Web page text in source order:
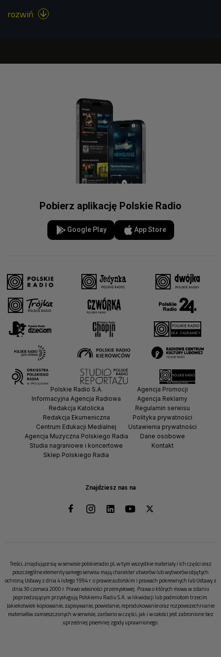
rozwiń 
Pobierz aplikację Polskie Radio
Google Play App Store
Znajdziesz nas na
Polskie Radio S.A.
Informacyjna Agencja Radiowa
Redakcja Katolicka
Redakcja Ekumeniczna
Centrum Edukacji Medialnej
Agencja Muzyczna Polskiego Radia
Studia nagraniowe i koncertowe
Sklep Polskiego Radia
Agencja Promocji
Agencja Reklamy
Regulamin serwisu
Polityka prywatności
Ustawienia prywatności
Dane osobowe
Kontakt
Treści, znajdujące się w serwisie polskieradio.pl, w tym wszystkie materiały i ich części oraz
poszczególne elementy samego serwisu mają charakter utworów lub wytworów objętych
ochroną Ustawy z dnia 4 lutego 1994 r. o prawie autorskim i prawach pokrewnych lub Ustawy z
dnia 30 czerwca 2000 r. Prawo własności przemysłowej. Prawa o których mowa w zdaniu
poprzedzającym przysługują Polskiemu Radiu S.A. w likwidacji lub podmiotom trzecim.
Jakiekolwiek kopiowanie, zapisywanie, powielanie, reprodukowanie oraz rozpowszechnianie
materiałów zamieszczonych w serwisie, zarówno w części, jak i w całości jest zabronione bez
uprzedniej pisemnej zgody uprawnionego.